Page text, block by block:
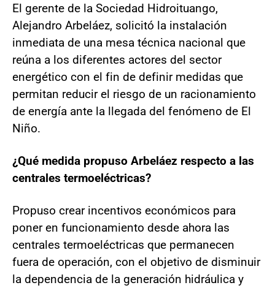
El gerente de la Sociedad Hidroituango,
Alejandro Arbeláez, solicitó la instalación
inmediata de una mesa técnica nacional que
reúna a los diferentes actores del sector
energético con el fin de definir medidas que
permitan reducir el riesgo de un racionamiento
de energía ante la llegada del fenómeno de El
Niño.
¿Qué medida propuso Arbeláez respecto a las
centrales termoeléctricas?
Propuso crear incentivos económicos para
poner en funcionamiento desde ahora las
centrales termoeléctricas que permanecen
fuera de operación, con el objetivo de disminuir
la dependencia de la generación hidráulica y